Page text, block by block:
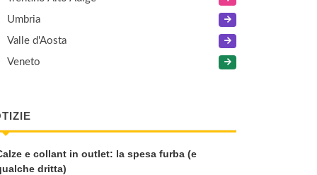
Umbria
Valle d'Aosta
Veneto
e collant in outlet: la spesa furba (e
dritta)